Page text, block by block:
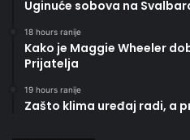
Uginuće sobova na
18 hours ranije
Kako je Maggie Wheeler
Prijatelja
19 hours ranije
Zašto klima uređaj radi, a